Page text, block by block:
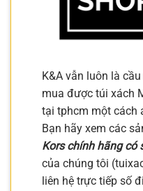
K&A vẫn luôn là
mua được túi xách
tại tphcm một cách
Bạn hãy xem các
Kors chính hãng có
của chúng tôi
liên hệ trực tiếp số